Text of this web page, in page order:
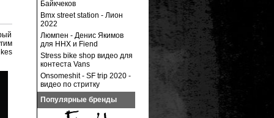
Байкчеков
Bmx street station - Лион
2022
Люмпен - Денис Якимов
для ННХ и Fiend
Stress bike shop видео для
контеста Vans
Onsomeshit - SF trip 2020 -
видео по стритку
Популярные бренды